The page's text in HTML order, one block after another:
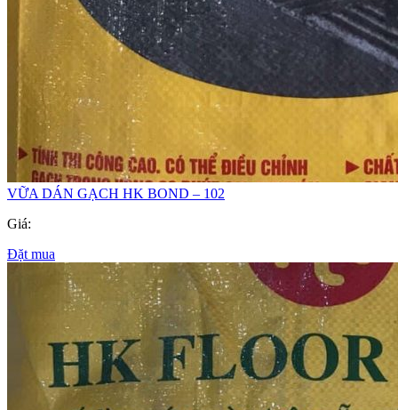
VỮA DÁN GẠCH HK BOND – 102
Giá:
Đặt mua